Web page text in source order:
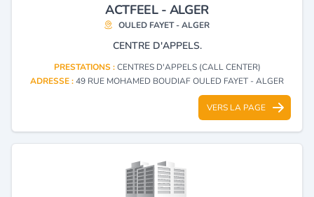
ACTFEEL - ALGER
OULED FAYET - ALGER
CENTRE D'APPELS.
PRESTATIONS :CENTRES D'APPELS (CALL CENTER)
ADRESSE :49 RUE MOHAMED BOUDIAF OULED FAYET - ALGER
VERS LA PAGE